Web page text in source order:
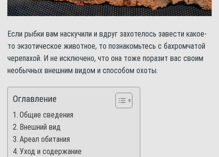
Если рыбки вам наскучили и вдруг захотелось завести какое-
то экзотическое животное, то познакомьтесь с бахромчатой
черепахой. И не исключено, что она тоже поразит вас своим
необычных внешним видом и способом охоты.
Оглавление
Общие сведения
Внешний вид
Ареал обитания
Уход и содержание